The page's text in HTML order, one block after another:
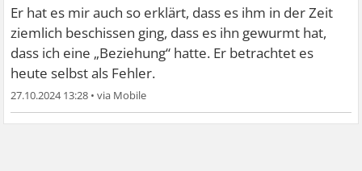
Er hat es mir auch so erklärt, dass es ihm in der Zeit
ziemlich beschissen ging, dass es ihn gewurmt hat,
dass ich eine „Beziehung“ hatte. Er betrachtet es
heute selbst als Fehler.
27.10.2024 13:28 •